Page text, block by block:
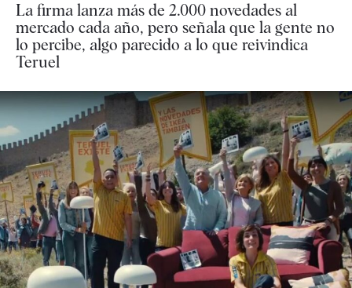
La firma lanza más de 2.000 novedades al
mercado cada año, pero señala que la gente no
lo percibe, algo parecido a lo que reivindica
Teruel